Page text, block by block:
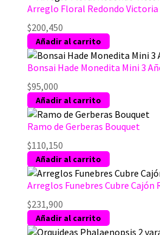
Arreglo Floral Redondo
$200,450
Añadir al carrito
Bonsai Hade Monedita Mini 3
$95,000
Añadir al carrito
Ramo de Gerberas Bouquet
$110,150
Añadir al carrito
Arreglos Funebres Cubre Cajón
$231,900
Añadir al carrito